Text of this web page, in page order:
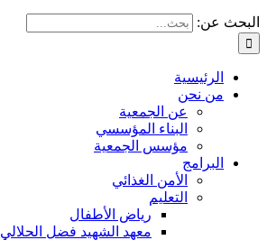
البحث عن:
الرئيسية
من نحن
عن الجمعية
البناء المؤسسي
مؤسس الجمعية
البرامج
الأمن الغذائي
التعليم
رياض الأطفال
معهد الشهيد فضل الحلالي